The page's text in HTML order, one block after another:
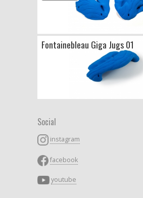
Fontainebleau Giga Jugs 01
Social
instagram
facebook
youtube